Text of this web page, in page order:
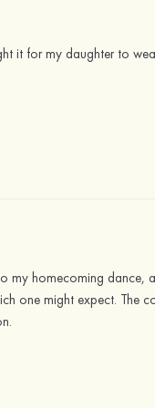
it for my daughter to
my homecoming
one might expect. The